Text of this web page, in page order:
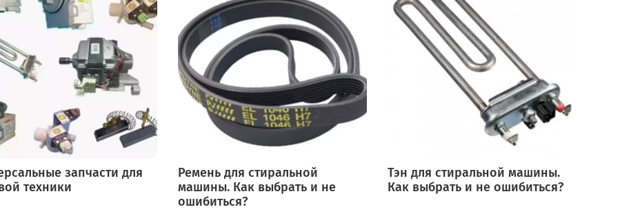
запчасти для
техники
Ремень для стиральной
машины. Как выбрать и не
ошибиться?
Тэн для стиральной машины.
Как выбрать и не ошибиться?